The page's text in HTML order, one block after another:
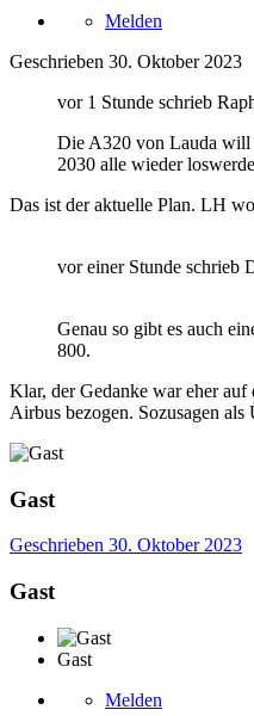
Melden
Geschrieben 30. Oktober 2023
vor 1 Stunde schrieb
Die A320 von Lauda will
2030 alle wieder
Das ist der aktuelle Plan. LH
vor einer Stunde schrieb
Genau so gibt es auch
800.
Klar, der Gedanke war eher
Airbus bezogen. Sozusagen als
Gast
Geschrieben 30. Oktober 2023
Gast
Gast
Melden